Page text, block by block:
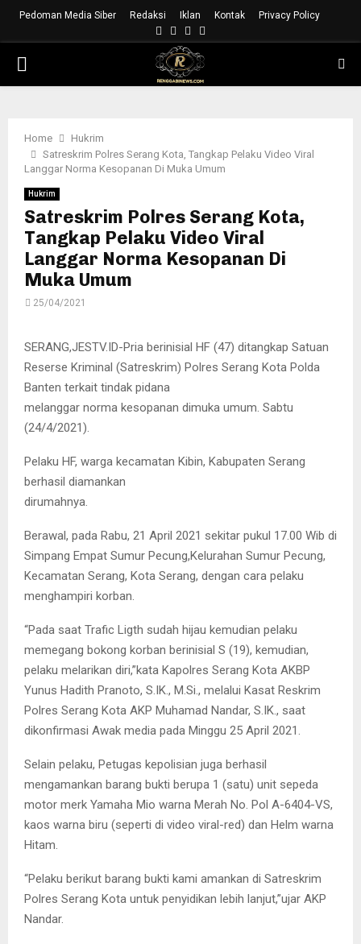
Pedoman Media Siber Redaksi Iklan Kontak Privacy Policy
Facebook
Instagram
Youtube
PRIMARY
Home
Hukrim
Satreskrim Polres Serang Kota, Tangkap Pelaku Video Viral
Langgar Norma Kesopanan Di Muka Umum
Hukrim
Satreskrim Polres Serang Kota,
Tangkap Pelaku Video Viral
Langgar Norma Kesopanan Di
Muka Umum
25/04/2021
SERANG,JESTV.ID-Pria berinisial HF (47) ditangkap Satuan
Reserse Kriminal (Satreskrim) Polres Serang Kota Polda
Banten terkait tindak pidana
melanggar norma kesopanan dimuka umum. Sabtu
(24/4/2021).
Pelaku HF, warga kecamatan Kibin, Kabupaten Serang
berhasil diamankan
dirumahnya.
Berawal, pada Rabu, 21 April 2021 sekitar pukul 17.00 Wib di
Simpang Empat Sumur Pecung,Kelurahan Sumur Pecung,
Kecamatan Serang, Kota Serang, dengan cara pelaku
menghampiri korban.
“Pada saat Trafic Ligth sudah hijau kemudian pelaku
memegang bokong korban berinisial S (19), kemudian,
pelaku melarikan diri,”kata Kapolres Serang Kota AKBP
Yunus Hadith Pranoto, S.IK., M.Si., melalui Kasat Reskrim
Polres Serang Kota AKP Muhamad Nandar, S.IK., saat
dikonfirmasi Awak media pada Minggu 25 April 2021.
Selain pelaku, Petugas kepolisian juga berhasil
mengamankan barang bukti berupa 1 (satu) unit sepeda
motor merk Yamaha Mio warna Merah No. Pol A-6404-VS,
kaos warna biru (seperti di video viral-red) dan Helm warna
Hitam.
“Pelaku berikut barang bukti kami amankan di Satreskrim
Polres Serang Kota untuk penyidikan lebih lanjut,”ujar AKP
Nandar.